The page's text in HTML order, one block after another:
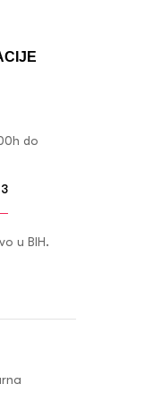
do
u BIH.